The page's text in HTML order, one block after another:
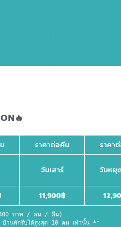
ราคาต่อคืน ราคา
วันเสาร์ วันหยุ
11,900฿
400 บาท / คน / คืน)
านพักรับได้สูงสุด 10 คน เท่านั้น **